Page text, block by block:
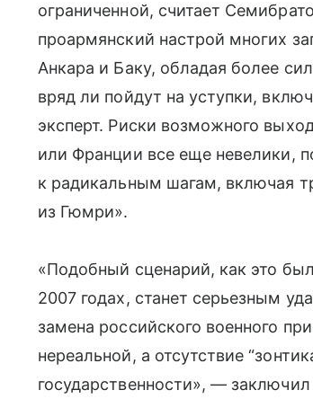
ограниченной, считает
проармянский настрой многих
Анкара и Баку, обладая более
вряд ли пойдут на уступки,
эксперт. Риски возможного
или Франции все еще невелики,
к радикальным шагам, включая
из Гюмри».
«Подобный сценарий, как это
2007 годах, станет серьезным
замена российского военного
нереальной, а отсутствие
государственности», —